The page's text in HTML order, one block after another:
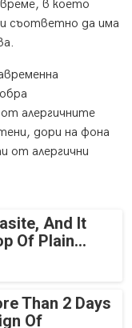
в което
и съответно да има
алергичните
дори на фона
от алергични
And It
Of Plain...
Than 2 Days
Of